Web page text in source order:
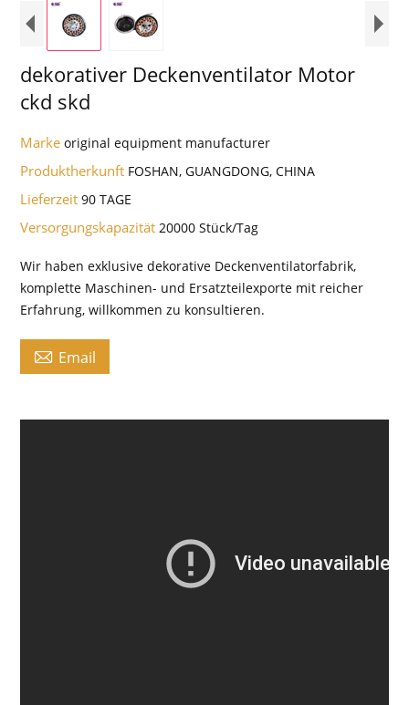
dekorativer Deckenventilator Motor
ckd skd
Markeoriginal equipment manufacturer
Produktherkunft FOSHAN, GUANGDONG, CHINA
Lieferzeit90 TAGE
Versorgungskapazität 20000 Stück/Tag
Wir haben exklusive dekorative Deckenventilatorfabrik,
komplette Maschinen- und Ersatzteilexporte mit reicher
Erfahrung, willkommen zu konsultieren.
 Email